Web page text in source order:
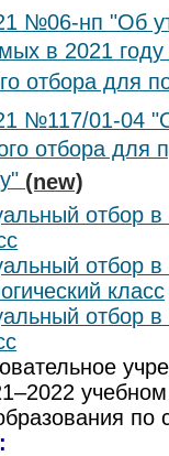
№06-нп "Об
в 2021 году
отбора для
№117/01-04
отбора для
(new)
отбор в
отбор в
класс
отбор в
учебном